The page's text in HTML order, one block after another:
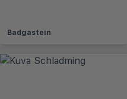
Badgastein